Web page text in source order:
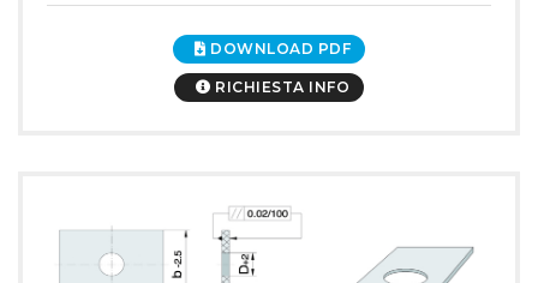
DOWNLOAD PDF
RICHIESTA INFO